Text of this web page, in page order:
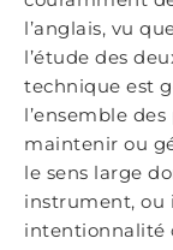
l’anglais, vu
l’étude des
technique est
l’ensemble
maintenir ou
le sens large
instrument, ou
intentionnalité